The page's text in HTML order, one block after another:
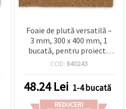
Foaie de plută versatilă –
3 mm, 300 x 400 mm, 1
bucată, pentru proiecte
creative
COD: 840243
48.24Lei 1-4 bucată
REDUCERI